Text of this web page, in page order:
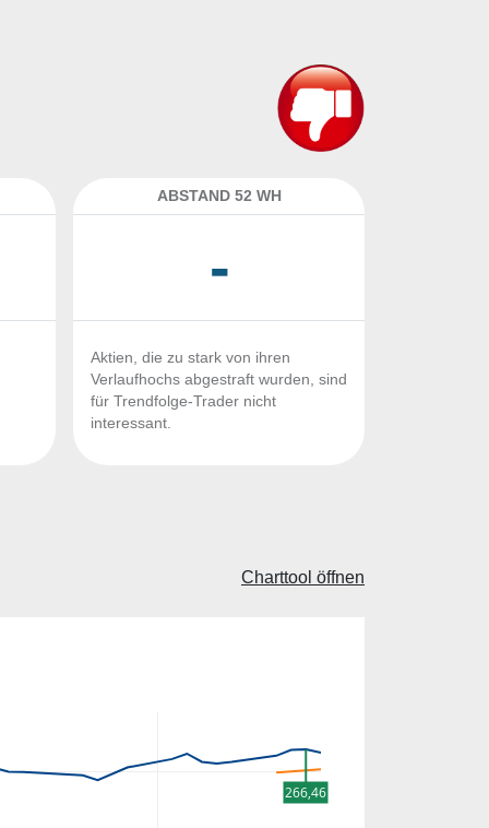
ABSTAND 52 WH
-
Aktien, die zu stark von ihren
Verlaufhochs abgestraft wurden, sind
für Trendfolge-Trader nicht
interessant.
Charttool öffnen
266,46